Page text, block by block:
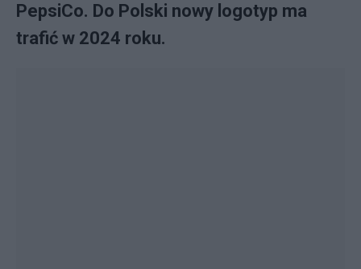
PepsiCo. Do Polski nowy logotyp ma
trafić w 2024 roku.